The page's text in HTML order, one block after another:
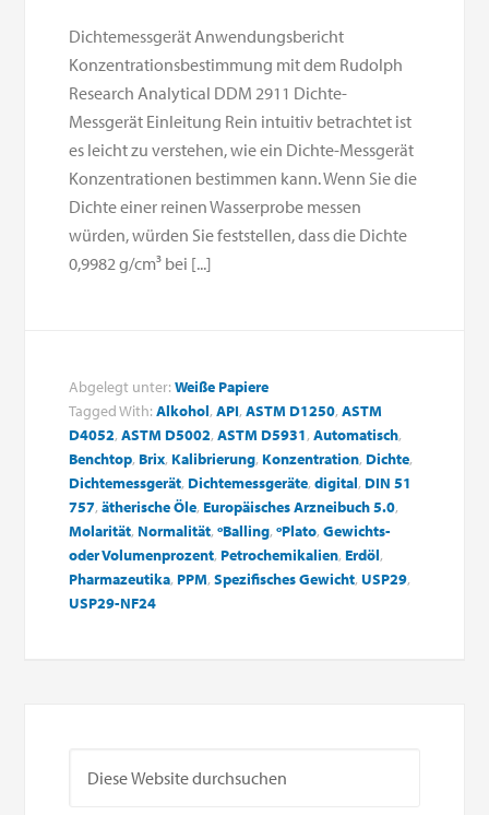
Dichtemessgerät Anwendungsbericht
Konzentrationsbestimmung mit dem Rudolph
Research Analytical DDM 2911 Dichte-
Messgerät Einleitung Rein intuitiv betrachtet ist
es leicht zu verstehen, wie ein Dichte-Messgerät
Konzentrationen bestimmen kann. Wenn Sie die
Dichte einer reinen Wasserprobe messen
würden, würden Sie feststellen, dass die Dichte
0,9982 g/cm³ bei [...]
Abgelegt unter:Weiße Papiere
Tagged With:Alkohol,API,ASTM D1250,ASTM
D4052,ASTM D5002,ASTM D5931,Automatisch,
Benchtop, Brix, Kalibrierung, Konzentration, Dichte,
Dichtemessgerät, Dichtemessgeräte,digital, DIN 51
757,ätherische Öle, Europäisches Arzneibuch 5.0,
Molarität, Normalität,ºBalling,ºPlato,Gewichts-
oder Volumenprozent, Petrochemikalien, Erdöl,
Pharmazeutika, PPM,Spezifisches Gewicht, USP29,
USP29-NF24